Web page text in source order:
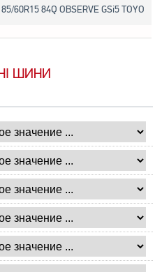
60R15 84Q OBSERVE GSi5 TOYO
ШИНИ